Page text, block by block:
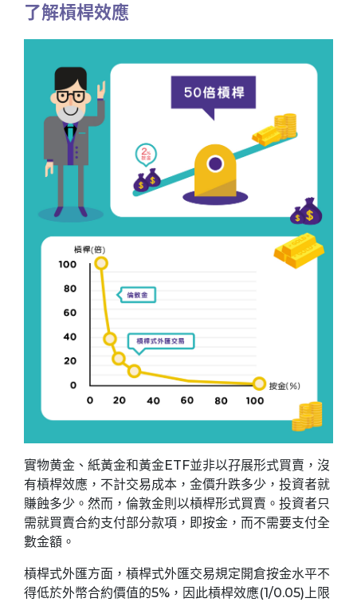
了解槓桿效應
實物黄金、紙黃金和黃金ETF並非以孖展形式買賣，沒
有槓桿效應，不計交易成本，金價升跌多少，投資者就
賺蝕多少。然而，倫敦金則以槓桿形式買賣。投資者只
需就買賣合約支付部分款項，即按金，而不需要支付全
數金額。
槓桿式外匯方面，槓桿式外匯交易規定開倉按金水平不
得低於外幣合約價值的5%，因此槓桿效應(1/0.05)上限